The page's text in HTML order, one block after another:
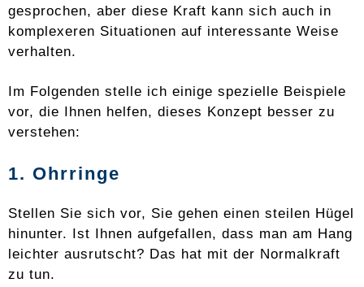
gesprochen, aber diese Kraft kann sich auch in
komplexeren Situationen auf interessante Weise
verhalten.
Im Folgenden stelle ich einige spezielle Beispiele
vor, die Ihnen helfen, dieses Konzept besser zu
verstehen:
1. Ohrringe
Stellen Sie sich vor, Sie gehen einen steilen Hügel
hinunter. Ist Ihnen aufgefallen, dass man am Hang
leichter ausrutscht? Das hat mit der Normalkraft
zu tun.